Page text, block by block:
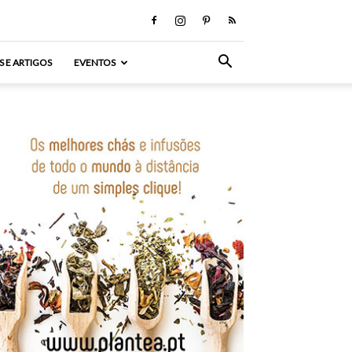
E ARTIGOS EVENTOS